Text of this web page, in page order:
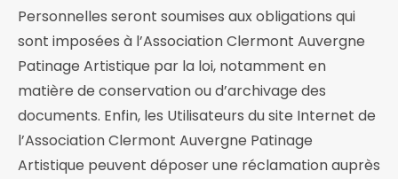
Personnelles seront soumises aux obligations qui
sont imposées à l’Association Clermont Auvergne
Patinage Artistique par la loi, notamment en
matière de conservation ou d’archivage des
documents. Enfin, les Utilisateurs du site Internet de
l’Association Clermont Auvergne Patinage
Artistique peuvent déposer une réclamation auprès